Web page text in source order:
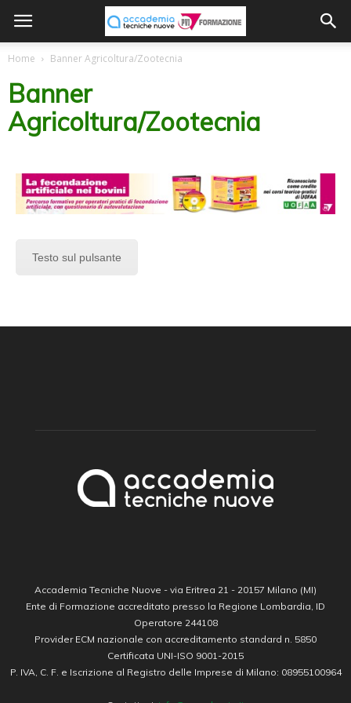
Home Banner Agricoltura/Zootecnia
Banner
Agricoltura/Zootecnia
Testo sul pulsante
Accademia Tecniche Nuove - via Eritrea 21 - 20157 Milano (MI)
Ente di Formazione accreditato presso la Regione Lombardia, ID
Operatore 244108
Provider ECM nazionale con accreditamento standard n. 5850
Certificata UNI-ISO 9001-2015
P. IVA, C. F. e Iscrizione al Registro delle Imprese di Milano: 08955100964